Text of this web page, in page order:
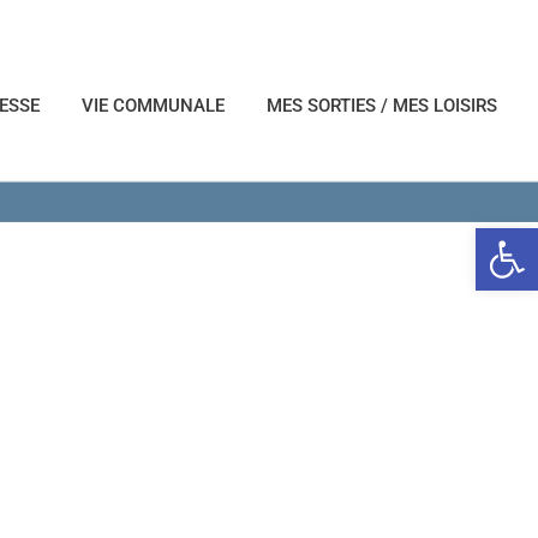
Ouvrir
VIE COMMUNALE MES SORTIES / MES LOISIRS